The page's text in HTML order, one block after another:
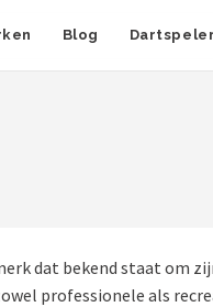
Blog
dat bekend staat om
professionele als